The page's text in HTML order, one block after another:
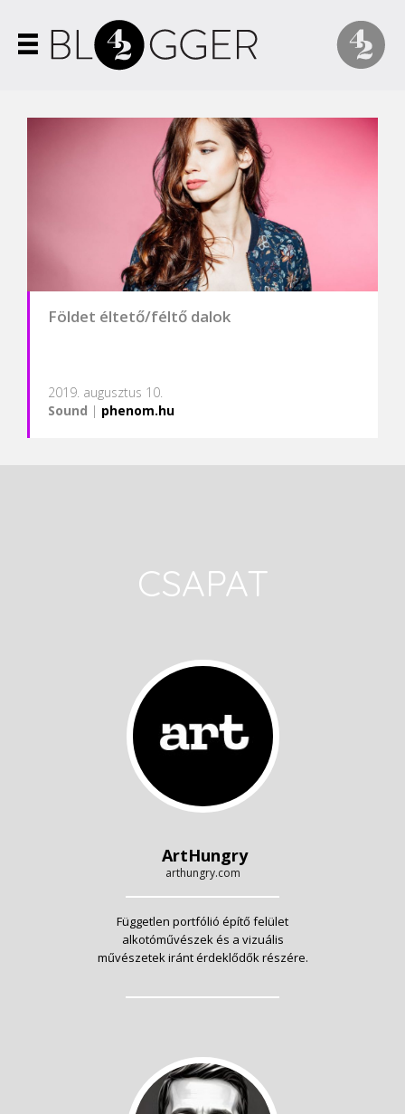
Földet éltető/féltő dalok
2019. augusztus 10.
Sound | phenom.hu
CSAPAT
ArtHungry
arthungry.com
Független portfólió építő felület
alkotóművészek és a vizuális
művészetek iránt érdeklődők részére.